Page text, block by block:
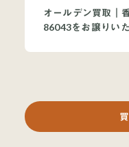
オールデン買取｜
86043をお譲りい